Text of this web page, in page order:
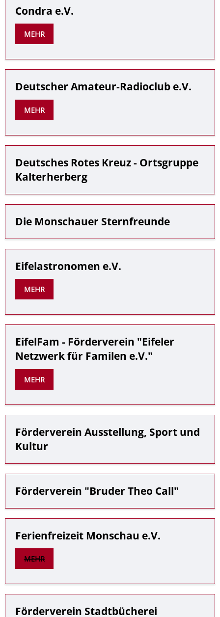
Condra e.V.
MEHR
Deutscher Amateur-Radioclub e.V.
MEHR
Deutsches Rotes Kreuz - Ortsgruppe
Kalterherberg
Die Monschauer Sternfreunde
Eifelastronomen e.V.
MEHR
EifelFam - Förderverein "Eifeler
Netzwerk für Familen e.V."
MEHR
Förderverein Ausstellung, Sport und
Kultur
Förderverein "Bruder Theo Call"
Ferienfreizeit Monschau e.V.
MEHR
Förderverein Stadtbücherei